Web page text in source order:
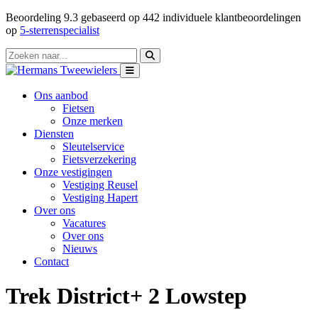
Beoordeling 9.3 gebaseerd op 442 individuele klantbeoordelingen
op 5-sterrenspecialist
Ons aanbod
Fietsen
Onze merken
Diensten
Sleutelservice
Fietsverzekering
Onze vestigingen
Vestiging Reusel
Vestiging Hapert
Over ons
Vacatures
Over ons
Nieuws
Contact
Trek District+ 2 Lowstep